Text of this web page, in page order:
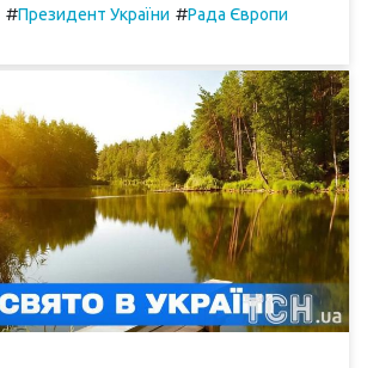
#Президент України #Рада Європи